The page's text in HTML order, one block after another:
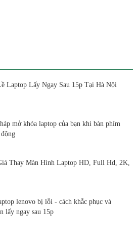
Laptop Lấy Ngay Sau 15p Tại Hà Nội
mở khóa laptop của bạn khi bàn phím
Thay Màn Hình Laptop HD, Full Hd, 2K,
lenovo bị lỗi - cách khắc phục và
lấy ngay sau 15p